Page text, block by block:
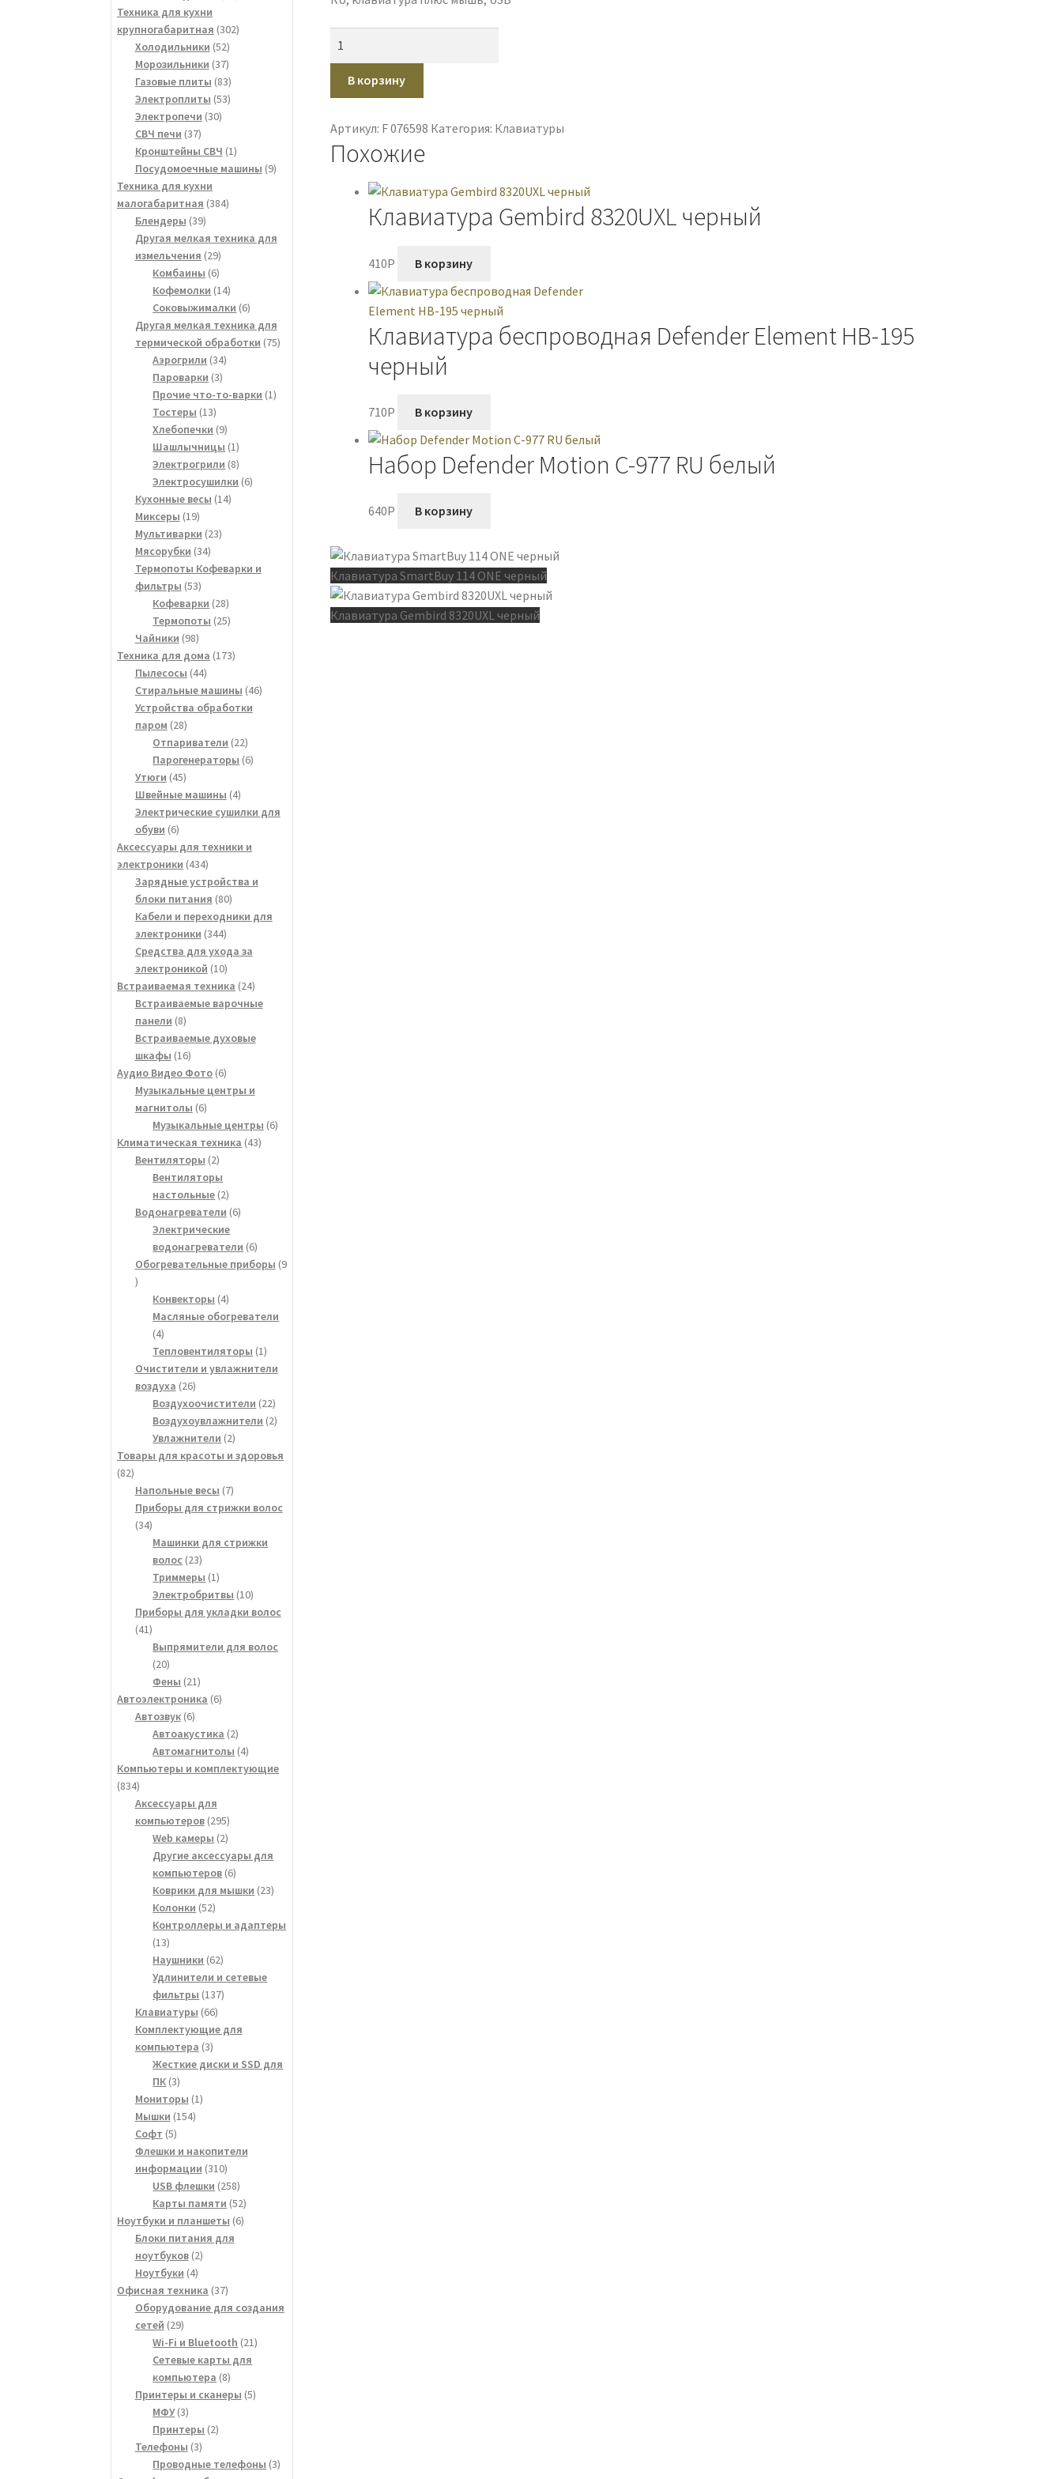
Набор
Defender
C-
270
В корзину
Артикул: F 076598 Категория: Клавиатуры
Похожие
Клавиатура Gembird 8320UXL черный
410P В корзину
Клавиатура беспроводная Defender Element HB-195
черный
710P В корзину
Набор Defender Motion C-977 RU белый
640P В корзину
Клавиатура SmartBuy 114 ONE черный
Клавиатура Gembird 8320UXL черный
Техника для кухни
крупногабаритная 302302
Холодильники 5252
товара
Морозильники 3737
товаров
Газовые плиты 8383
товара
Электроплиты 5353
Электропечи 3030
СВЧ печи 3737
товаров
Кронштейны СВЧ 11
товар
Посудомоечные машины 99
Техника для кухни
малогабаритная 384384
Блендеры 3939
товаров
Другая мелкая техника для
измельчения 2929
товаров
Комбаины 66
товаров
Кофемолки 1414
товаров
Соковыжималки 66
товаров
Другая мелкая техника для
термической обработки 7575
Аэрогрили 3434
Пароварки 33
товара
Прочие что-то-варки 11
Тостеры 1313
товаров
Хлебопечки 99
товаров
Шашлычницы 11
товар
Электрогрили 88
товаров
Электросушилки 66
Кухонные весы 1414
Миксеры 1919
товаров
Мультиварки 2323
Мясорубки 3434
товара
Термопоты Кофеварки и
фильтры 5353
товара
Кофеварки 2828
товаров
Термопоты 2525
Чайники 9898
товаров
Техника для дома 173173
Пылесосы 4444
товара
Стиральные машины 4646
Устройства обработки
паром 2828
товаров
Отпариватели 2222
товара
Парогенераторы 66
Утюги 4545
товаров
Швейные машины 44
товара
Электрические сушилки для
обуви 66
товаров
Аксессуары для техники и
электроники 434434
товара
Зарядные устройства и
блоки питания 8080
товаров
Кабели и переходники для
электроники 344344
товара
Средства для ухода за
электроникой 1010
товаров
Встраиваемая техника 2424
товара
Встраиваемые варочные
панели 88
товаров
Встраиваемые духовые
шкафы 1616
товаров
Аудио Видео Фото 66
товаров
Музыкальные центры и
магнитолы 66
товаров
Музыкальные центры 66
Климатическая техника 4343
Вентиляторы 22
товара
Вентиляторы
настольные 22
товара
Водонагреватели 66
Электрические
водонагреватели 66
товаров
Обогревательные приборы 9
9
товаров
Конвекторы 44
товара
Масляные обогреватели
44
товара
Тепловентиляторы 11
товар
Очистители и увлажнители
воздуха 2626
товаров
Воздухоочистители 2222
товара
Воздухоувлажнители 22
Увлажнители 22
товара
Товары для красоты и здоровья
8282
товара
Напольные весы 77
товаров
Приборы для стрижки волос
3434
товара
Машинки для стрижки
волос 2323
товара
Триммеры 11
товар
Электробритвы 1010
товаров
Приборы для укладки волос
4141
товар
Выпрямители для волос
2020
товаров
Фены 2121
товар
Автоэлектроника 66
Автозвук 66
товаров
Автоакустика 22
товара
Автомагнитолы 44
товара
Компьютеры и комплектующие
834834
товара
Аксессуары для
компьютеров 295295
товаров
Web камеры 22
товара
Другие аксессуары для
компьютеров 66
товаров
Коврики для мышки 2323
Колонки 5252
товара
Контроллеры и адаптеры
1313
товаров
Наушники 6262
товара
Удлинители и сетевые
фильтры 137137
Клавиатуры 6666
товаров
Комплектующие для
компьютера 33
товара
Жесткие диски и SSD для
ПК 33
товара
Мониторы 11
Мышки 154154
Софт 55
товаров
Флешки и накопители
информации 310310
товаров
USB флешки 258258
товаров
Карты памяти 5252
товара
Ноутбуки и планшеты 66
Блоки питания для
ноутбуков 22
Ноутбуки 44
товара
Офисная техника 3737
товаров
Оборудование для создания
сетей 2929
товаров
Wi-Fi и Bluetooth 2121
Сетевые карты для
компьютера 88
товаров
Принтеры и сканеры 55
МФУ 33
товара
Принтеры 22
Телефоны 33
товара
Проводные телефоны 33